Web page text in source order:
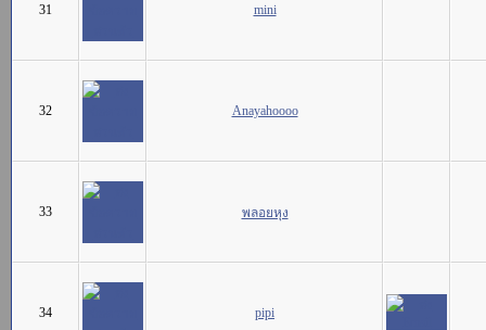
31 mini
32 Anayahoooo
33 พลอยหุง
34 pipi